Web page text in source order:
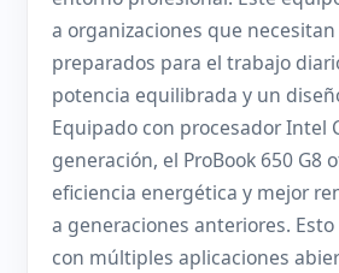
a organizaciones que
preparados para el trabajo
potencia equilibrada y un
Equipado con procesador Intel
generación, el ProBook 650 G8
eficiencia energética y mejor
a generaciones anteriores.
con múltiples aplicaciones